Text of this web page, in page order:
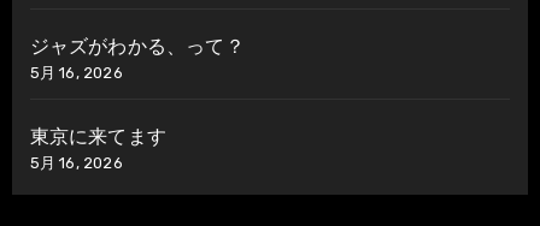
ジャズがわかる、って？
5月 16, 2026
東京に来てます
5月 16, 2026